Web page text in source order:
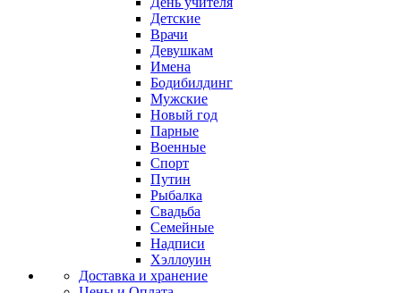
Детские
Врачи
Девушкам
Имена
Бодибилдинг
Мужские
Новый год
Парные
Военные
Спорт
Путин
Рыбалка
Свадьба
Семейные
Надписи
Хэллоуин
Доставка и хранение